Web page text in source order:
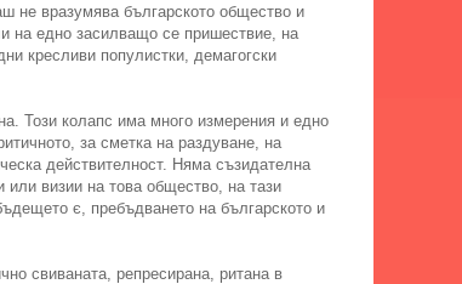
не вразумява българското общество и
на едно засилващо се пришествие, на
кресливи популистки, демагогски
Този колапс има много измерения и едно
за сметка на раздуване, на
действителност. Няма съзидателна
или визии на това общество, на тази
є, пребъдването на българското и
свиваната, репресирана, ритана в